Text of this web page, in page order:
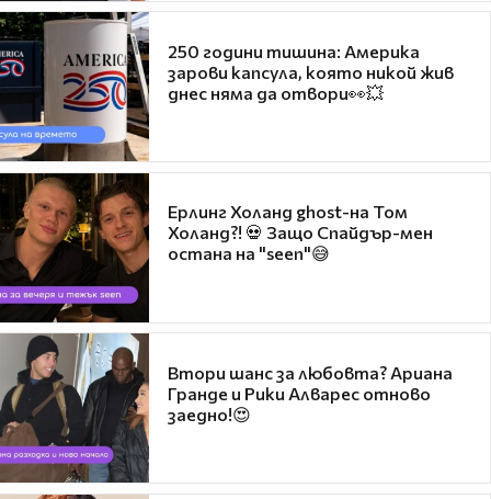
250 години тишина: Америка
зарови капсула, която никой жив
днес няма да отвори👀💥
Ерлинг Холанд ghost-на Том
Холанд?! 💀 Защо Спайдър-мен
остана на "seen"😅
Втори шанс за любовта? Ариана
Гранде и Рики Алварес отново
заедно!😍